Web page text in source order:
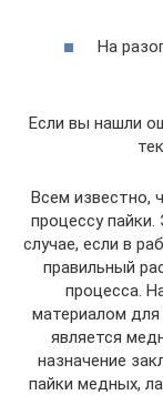
На
Если вы нашли
Всем известно,
процессу
случае, если в
правильный
процесса.
материалом
является
назначение
пайки медных,